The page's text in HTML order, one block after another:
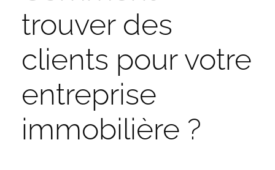
trouver des
clients pour votre
entreprise
immobilière ?